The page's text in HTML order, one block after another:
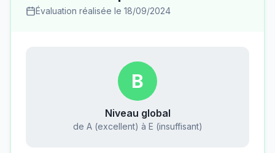
Évaluation réalisée le 18/09/2024
B
Niveau global
de A (excellent) à E (insuffisant)